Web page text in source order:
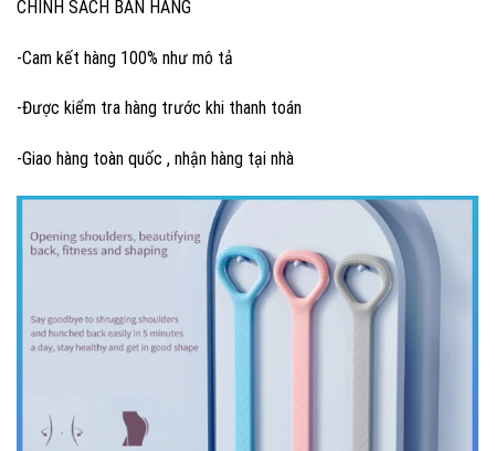
CHÍNH SÁCH BÁN HÀNG
-Cam kết hàng 100% như mô tả
-Được kiểm tra hàng trước khi thanh toán
-Giao hàng toàn quốc , nhận hàng tại nhà